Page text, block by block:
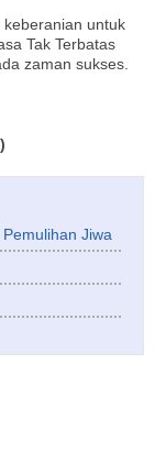
untuk
Tak Terbatas
zaman sukses.
Jiwa